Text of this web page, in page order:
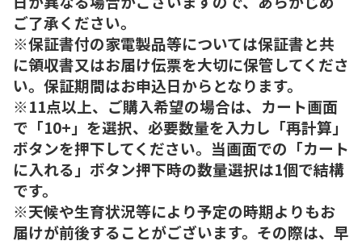
ご了承ください。
※保証書付の家電製品等については保証書と共
に領収書又はお届け伝票を大切に保管してくださ
い。保証期間はお申込日からとなります。
※11点以上、ご購入希望の場合は、カート画面
で「10+」を選択、必要数量を入力し「再計算」
ボタンを押下してください。当画面での「カート
に入れる」ボタン押下時の数量選択は1個で結構
です。
※天候や生育状況等により予定の時期よりもお
届けが前後することがございます。その際は、早